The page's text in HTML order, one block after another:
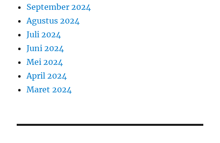
September 2024
Agustus 2024
Juli 2024
Juni 2024
Mei 2024
April 2024
Maret 2024